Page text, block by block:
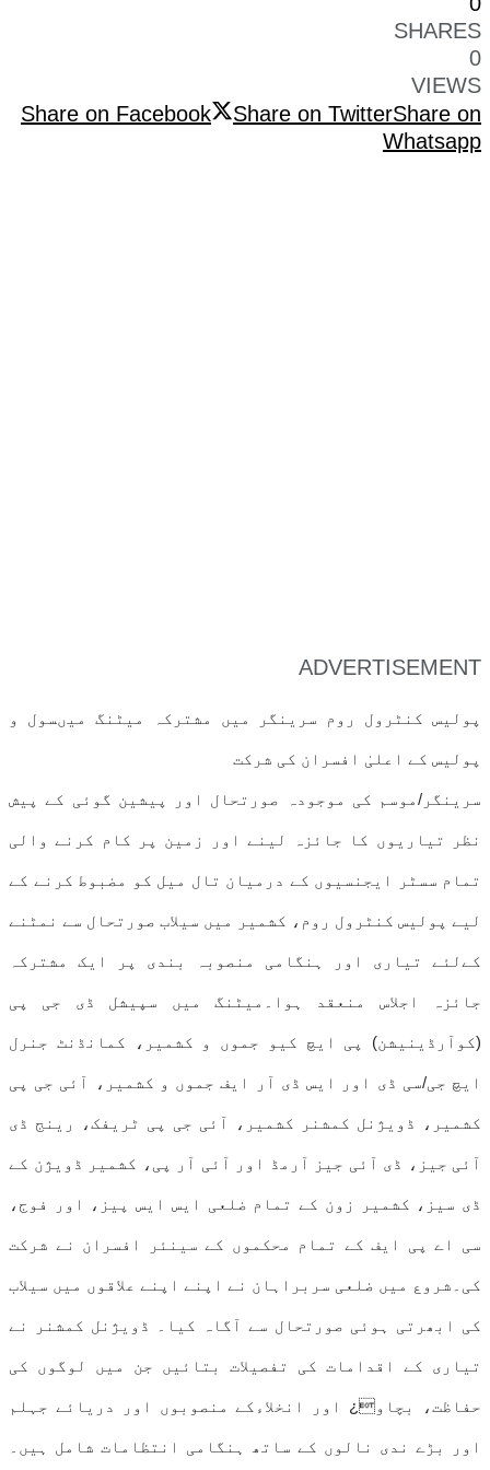
SHARES
0
VIEWS
Share on Facebook
Share on TwitterShare on
Whatsapp
ADVERTISEMENT
پولیس کنٹرول روم سرینگر میں مشترکہ میٹنگ میںسول و
پولیس کے اعلیٰ افسران کی شرکت
سرینگر/موسم کی موجودہ صورتحال اور پیشین گوئی کے پیش
نظر تیاریوں کا جائزہ لینے اور زمین پر کام کرنے والی
تمام سسٹر ایجنسیوں کے درمیان تال میل کو مضبوط کرنے کے
لیے پولیس کنٹرول روم، کشمیر میں سیلاب صورتحال سے نمٹنے
کےلئے تیاری اور ہنگامی منصوبہ بندی پر ایک مشترکہ
جائزہ اجلاس منعقد ہوا۔میٹنگ میں سپیشل ڈی جی پی
(کوآرڈینیشن) پی ایچ کیو جموں و کشمیر، کمانڈنٹ جنرل
ایچ جی/سی ڈی اور ایس ڈی آر ایف جموں و کشمیر، آئی جی پی
کشمیر، ڈویژنل کمشنر کشمیر، آئی جی پی ٹریفک، رینج ڈی
آئی جیز، ڈی آئی جیز آرمڈ اور آئی آر پی، کشمیر ڈویژن کے
ڈی سیز، کشمیر زون کے تمام ضلعی ایس ایس پیز، اور فوج،
سی اے پی ایف کے تمام محکموں کے سینئر افسران نے شرکت
کی۔شروع میں ضلعی سربراہان نے اپنے اپنے علاقوں میں سیلاب
کی ابھرتی ہوئی صورتحال سے آگاہ کیا۔ ڈویژنل کمشنر نے
تیاری کے اقدامات کی تفصیلات بتائیں جن میں لوگوں کی
حفاظت، بچاو¿ اور انخلاءکے منصوبوں اور دریائے جہلم
اور بڑے ندی نالوں کے ساتھ ہنگامی انتظامات شامل ہیں۔